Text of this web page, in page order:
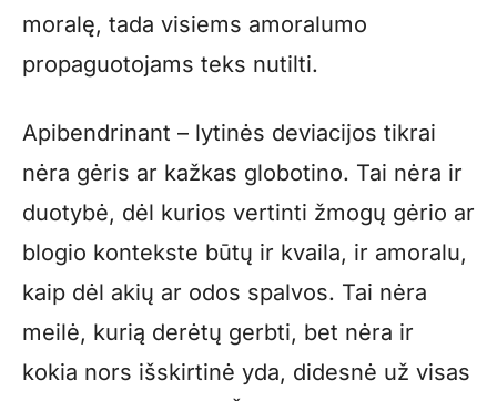
moralę, tada visiems amoralumo
propaguotojams teks nutilti.
Apibendrinant – lytinės deviacijos tikrai
nėra gėris ar kažkas globotino. Tai nėra ir
duotybė, dėl kurios vertinti žmogų gėrio ar
blogio kontekste būtų ir kvaila, ir amoralu,
kaip dėl akių ar odos spalvos. Tai nėra
meilė, kurią derėtų gerbti, bet nėra ir
kokia nors išskirtinė yda, didesnė už visas